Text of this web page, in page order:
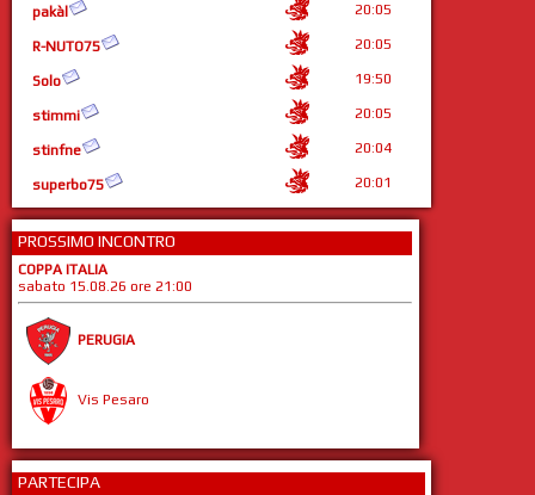
pakàl 20:05
R-NUTO75 20:05
Solo 19:50
stimmi 20:05
stinfne 20:04
superbo75 20:01
PROSSIMO INCONTRO
COPPA ITALIA
sabato 15.08.26 ore 21:00
PERUGIA
Vis Pesaro
PARTECIPA